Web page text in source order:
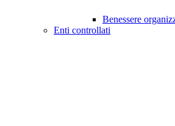
Benessere
Enti controllati